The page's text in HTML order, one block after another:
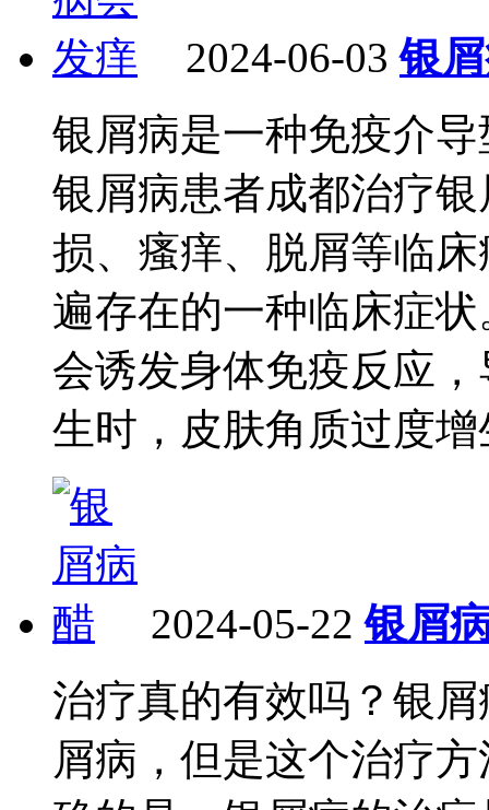
2024-06-03 银
银屑病是一种免疫介
银屑病患者成都治疗
损、瘙痒、脱屑等临
遍存在的一种临床症
会诱发身体免疫反应
生时，皮肤角质过度
2024-05-22 银屑
治疗真的有效吗？银
屑病，但是这个治疗